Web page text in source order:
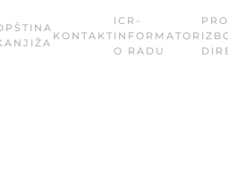
KONTAKT
ICR-
INFORMATOR
O RADU